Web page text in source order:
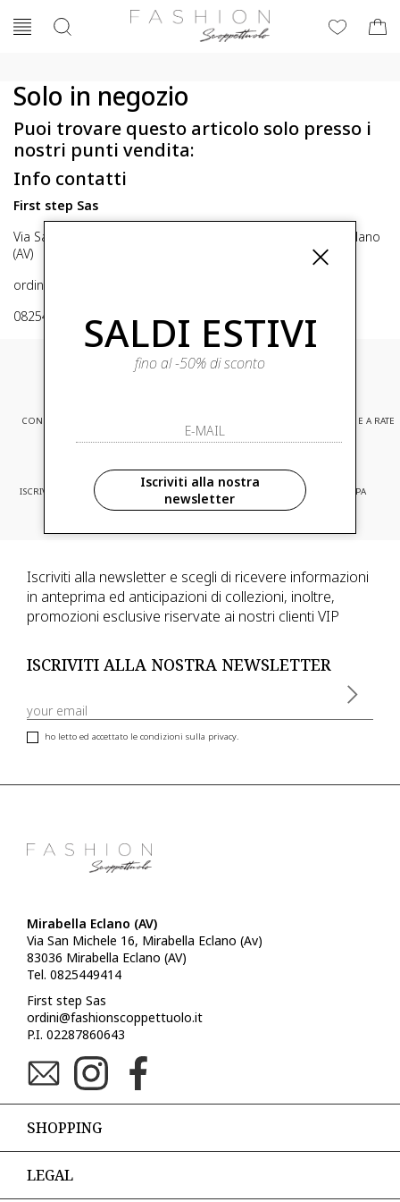
Solo in negozio
Puoi trovare questo articolo solo presso i
nostri punti vendita:
Info contatti
First step Sas
Via San Michele 16, Mirabella Eclano (Av) 83036 Mirabella Eclano
(AV)
ordini@fashionscoppettuolo.it
0825449414
CONSEGNA EXPRESS PAGAMENTI SICURI E A RATE
ISCRIVITI ED ACCEDI A PROMOZIONI
RISERVATE
CONSEGNA IN TUTTA EUROPA
Iscriviti alla newsletter e scegli di ricevere informazioni
in anteprima ed anticipazioni di collezioni, inoltre,
promozioni esclusive riservate ai nostri clienti VIP
ISCRIVITI ALLA NOSTRA NEWSLETTER
ho letto ed accettato le condizioni sulla privacy.
Mirabella Eclano (AV)
Via San Michele 16, Mirabella Eclano (Av)
83036 Mirabella Eclano (AV)
Tel. 0825449414
First step Sas
ordini@fashionscoppettuolo.it
P.I. 02287860643
SHOPPING
LEGAL
SALDI ESTIVI
fino al -50% di sconto
Iscriviti alla nostra
newsletter